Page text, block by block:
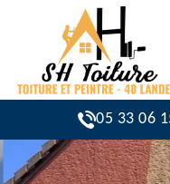
05 33 06